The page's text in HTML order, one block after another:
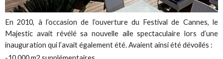
En 2010, à l’occasion de l’ouverture du Festival de Cannes, le
Majestic avait révélé sa nouvelle aile spectaculaire lors d’une
inauguration qui l’avait également été. Avaient ainsi été dévoilés :